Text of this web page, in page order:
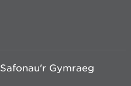
Safonau'r Gymraeg